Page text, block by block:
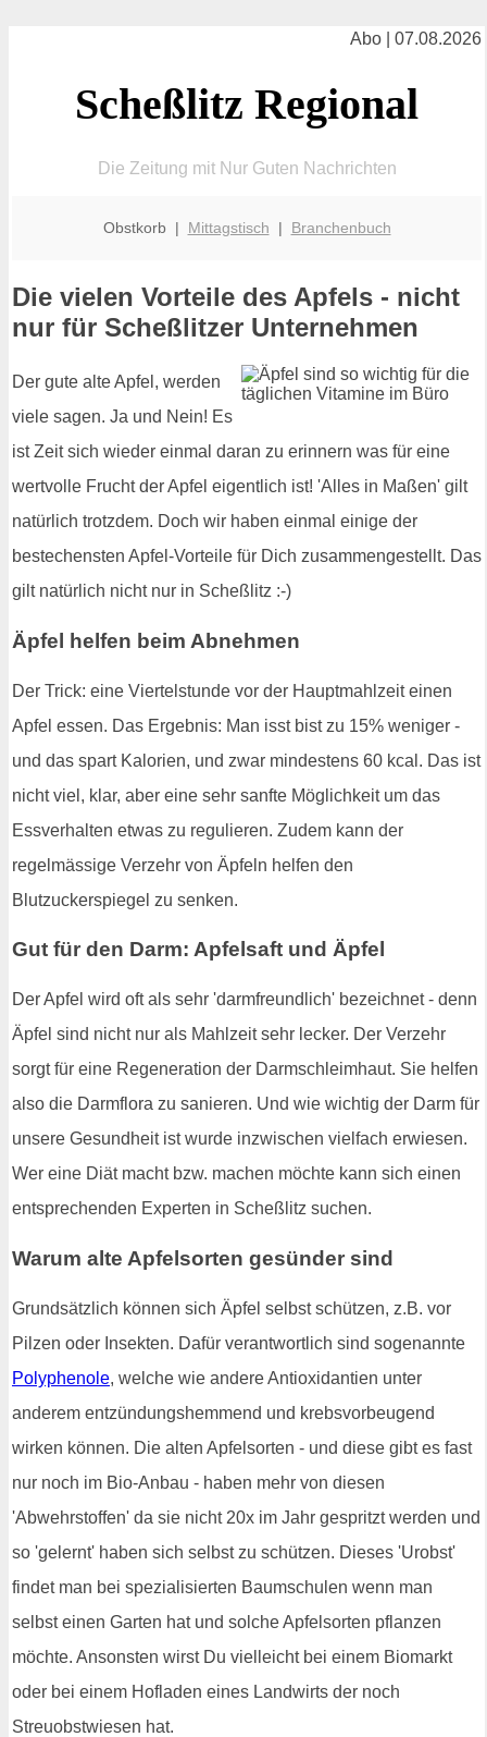
Abo | 07.08.2026
Scheßlitz Regional
Die Zeitung mit Nur Guten Nachrichten
Obstkorb | Mittagstisch | Branchenbuch
Die vielen Vorteile des Apfels - nicht
nur für Scheßlitzer Unternehmen
Der gute alte Apfel, werden
viele sagen. Ja und Nein! Es
ist Zeit sich wieder einmal daran zu erinnern was für eine
wertvolle Frucht der Apfel eigentlich ist! 'Alles in Maßen' gilt
natürlich trotzdem. Doch wir haben einmal einige der
bestechensten Apfel-Vorteile für Dich zusammengestellt. Das
gilt natürlich nicht nur in Scheßlitz :-)
Äpfel helfen beim Abnehmen
Der Trick: eine Viertelstunde vor der Hauptmahlzeit einen
Apfel essen. Das Ergebnis: Man isst bist zu 15% weniger -
und das spart Kalorien, und zwar mindestens 60 kcal. Das ist
nicht viel, klar, aber eine sehr sanfte Möglichkeit um das
Essverhalten etwas zu regulieren. Zudem kann der
regelmässige Verzehr von Äpfeln helfen den
Blutzuckerspiegel zu senken.
Gut für den Darm: Apfelsaft und Äpfel
Der Apfel wird oft als sehr 'darmfreundlich' bezeichnet - denn
Äpfel sind nicht nur als Mahlzeit sehr lecker. Der Verzehr
sorgt für eine Regeneration der Darmschleimhaut. Sie helfen
also die Darmflora zu sanieren. Und wie wichtig der Darm für
unsere Gesundheit ist wurde inzwischen vielfach erwiesen.
Wer eine Diät macht bzw. machen möchte kann sich einen
entsprechenden Experten in Scheßlitz suchen.
Warum alte Apfelsorten gesünder sind
Grundsätzlich können sich Äpfel selbst schützen, z.B. vor
Pilzen oder Insekten. Dafür verantwortlich sind sogenannte
Polyphenole, welche wie andere Antioxidantien unter
anderem entzündungshemmend und krebsvorbeugend
wirken können. Die alten Apfelsorten - und diese gibt es fast
nur noch im Bio-Anbau - haben mehr von diesen
'Abwehrstoffen' da sie nicht 20x im Jahr gespritzt werden und
so 'gelernt' haben sich selbst zu schützen. Dieses 'Urobst'
findet man bei spezialisierten Baumschulen wenn man
selbst einen Garten hat und solche Apfelsorten pflanzen
möchte. Ansonsten wirst Du vielleicht bei einem Biomarkt
oder bei einem Hofladen eines Landwirts der noch
Streuobstwiesen hat.